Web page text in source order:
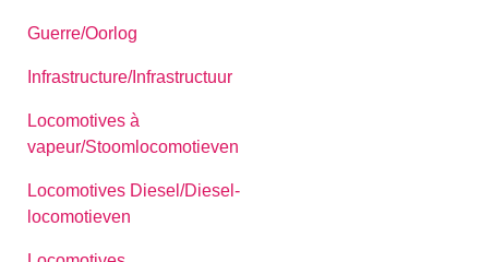
Guerre/Oorlog
Infrastructure/Infrastructuur
Locomotives à
vapeur/Stoomlocomotieven
Locomotives Diesel/Diesel-
locomotieven